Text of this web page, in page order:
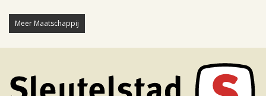
Meer Maatschappij